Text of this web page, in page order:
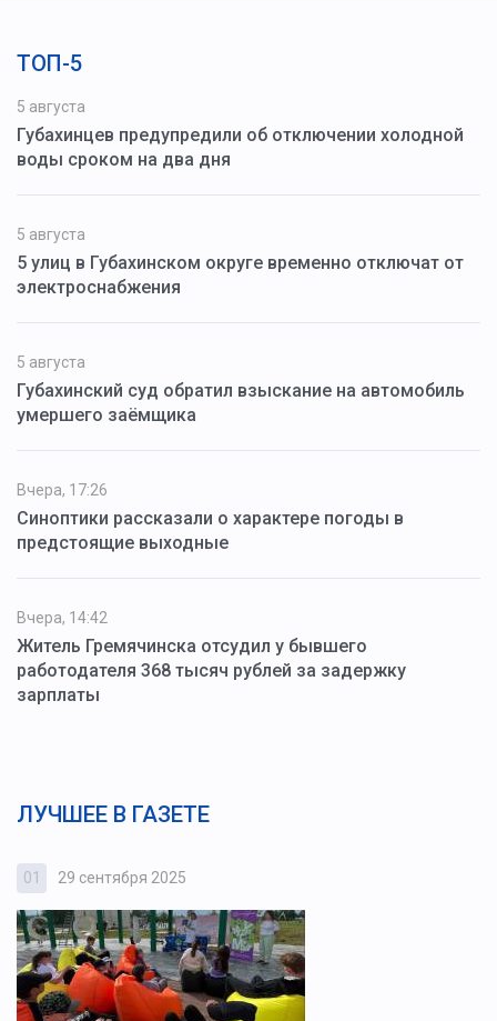
ТОП-5
5 августа
Губахинцев предупредили об отключении холодной
воды сроком на два дня
5 августа
5 улиц в Губахинском округе временно отключат от
электроснабжения
5 августа
Губахинский суд обратил взыскание на автомобиль
умершего заёмщика
Вчера, 17:26
Синоптики рассказали о характере погоды в
предстоящие выходные
Вчера, 14:42
Житель Гремячинска отсудил у бывшего
работодателя 368 тысяч рублей за задержку
зарплаты
ЛУЧШЕЕ В ГАЗЕТЕ
01 29 сентября 2025